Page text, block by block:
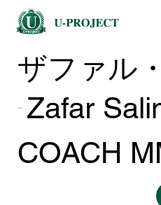
ザファル
Zafar
COACH